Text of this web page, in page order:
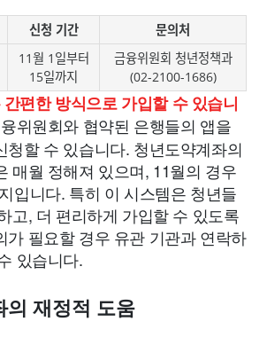
신청 기간
문의처
11월 1일부터
15일까지
금융위원회 청년정책과
(02-2100-1686)
편한 방식으로 가입할 수 있습니
위원회와 협약된 은행들의 앱을
청할 수 있습니다. 청년도약계좌의
매월 정해져 있으며, 11월의 경우
입니다. 특히 이 시스템은 청년들
고, 더 편리하게 가입할 수 있도록
가 필요할 경우 유관 기관과 연락하
있습니다.
의 재정적 도움